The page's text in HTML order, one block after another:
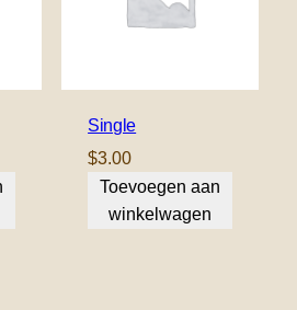
Single
$3.00
Toevoegen aan
winkelwagen